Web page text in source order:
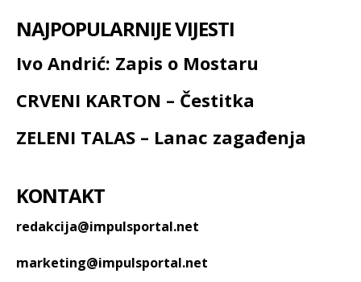
NAJPOPULARNIJE VIJESTI
Ivo Andrić: Zapis o Mostaru
CRVENI KARTON – Čestitka
ZELENI TALAS – Lanac zagađenja
KONTAKT
redakcija@impulsportal.net
marketing@impulsportal.net